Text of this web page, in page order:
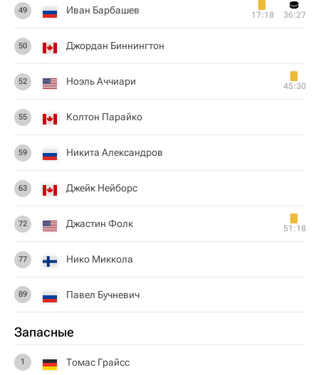
49 Иван Барбашев 17:18 36:27
50 Джордан Биннингтон
52 Ноэль Аччиари 45:30
55 Колтон Парайко
59 Никита Александров
63 Джейк Нейборс
72 Джастин Фолк 51:18
77 Нико Миккола
89 Павел Бучневич
Запасные
1 Томас Грайсс